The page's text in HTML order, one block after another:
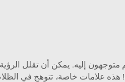
إليه. يمكن أن تقلل
هذه علامات خاصة، تتوهج في